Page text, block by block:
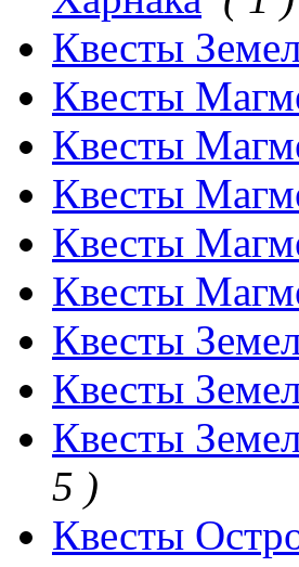
Квесты
Квесты
Квесты
Квесты
Квесты
Квесты
Квесты
Квесты
Квесты
5 )
Квесты